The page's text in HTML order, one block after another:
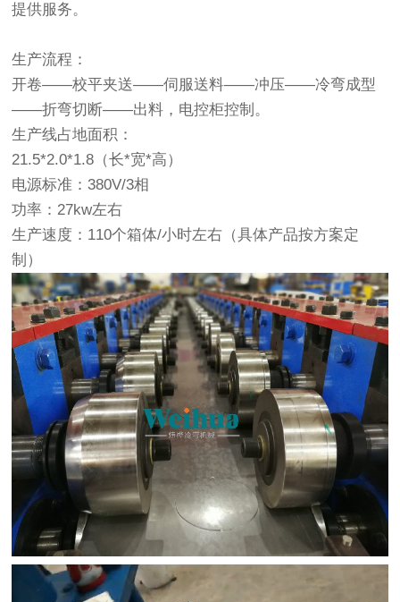
提供服务。
生产流程：
开卷——校平夹送——伺服送料——冲压——冷弯成型
——折弯切断——出料，电控柜控制。
生产线占地面积：
21.5*2.0*1.8（长*宽*高）
电源标准：380V/3相
功率：27kw左右
生产速度：110个箱体/小时左右（具体产品按方案定
制）